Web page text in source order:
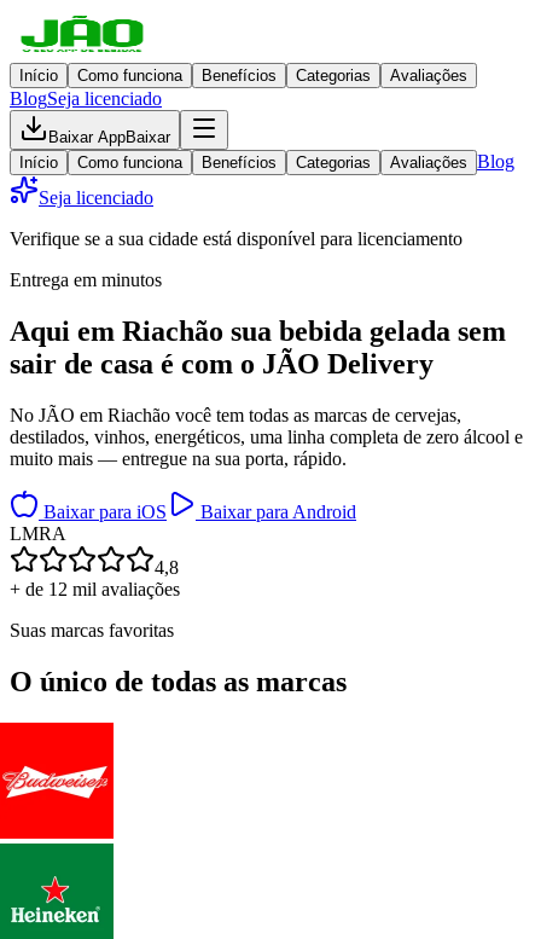
Início Como funciona Benefícios Categorias Avaliações
BlogSeja licenciado
Baixar AppBaixar
Início
Como funciona Benefícios Categorias Avaliações Blog
Seja licenciado
Verifique se a sua cidade está disponível para licenciamento
Entrega em minutos
Aqui em Riachão sua bebida gelada sem
sair de casa é com o JÃO Delivery
No JÃO em Riachão você tem todas as marcas de cervejas,
destilados, vinhos, energéticos, uma linha completa de zero álcool e
muito mais — entregue na sua porta, rápido.
Baixar para iOS
Baixar para Android
LMRA
4,8
+ de 12 mil avaliações
Suas marcas favoritas
O único de todas as marcas